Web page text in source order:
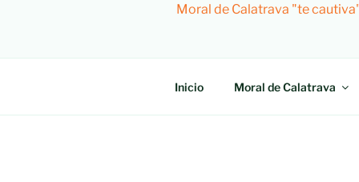
Moral de Calatrava "te
Inicio Moral de Calatrava